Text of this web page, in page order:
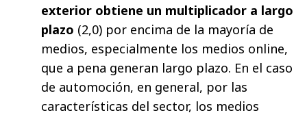
exterior obtiene un multiplicador a largo
plazo (2,0) por encima de la mayoría de
medios, especialmente los medios online,
que a pena generan largo plazo. En el caso
de automoción, en general, por las
características del sector, los medios